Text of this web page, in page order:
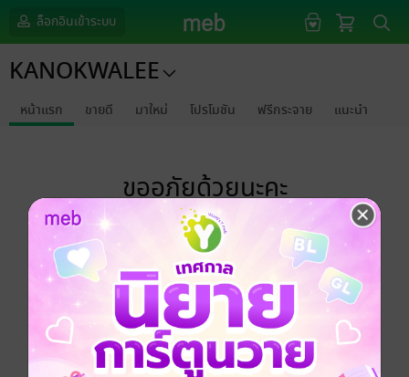
ล็อกอินเข้าระบบ
KANOKWALEE
หน้าแรก ขายดี มาใหม่ โปรโมชัน ฟรีกระจาย แนะนำ
ขออภัยด้วยนะคะ
ไม่พบข้อมูลในหัวข้อที่คุณกำลังชมค่ะ